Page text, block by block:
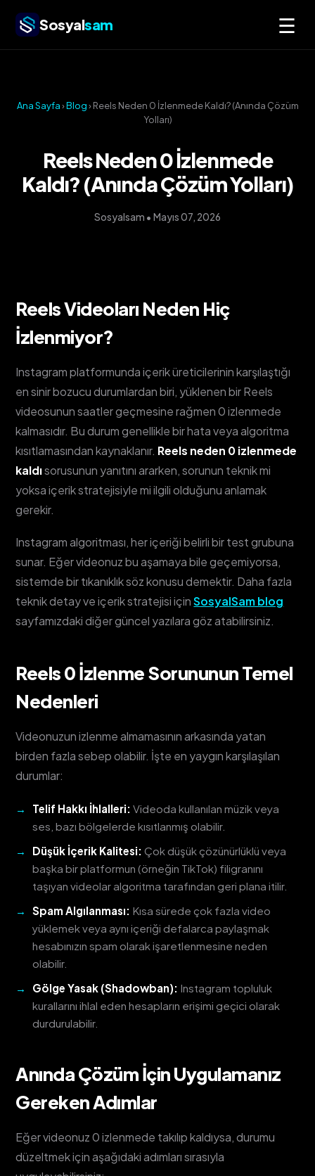
Sosyalsam ☰
Ana Sayfa›Blog› Reels Neden 0 İzlenmede Kaldı? (Anında Çözüm
Yolları)
Reels Neden 0 İzlenmede
Kaldı? (Anında Çözüm Yolları)
Sosyalsam • Mayıs 07, 2026
Reels Videoları Neden Hiç
İzlenmiyor?
Instagram platformunda içerik üreticilerinin karşılaştığı
en sinir bozucu durumlardan biri, yüklenen bir Reels
videosunun saatler geçmesine rağmen 0 izlenmede
kalmasıdır. Bu durum genellikle bir hata veya algoritma
kısıtlamasından kaynaklanır. Reels neden 0 izlenmede
kaldısorusunun yanıtını ararken, sorunun teknik mi
yoksa içerik stratejisiyle mi ilgili olduğunu anlamak
gerekir.
Instagram algoritması, her içeriği belirli bir test grubuna
sunar. Eğer videonuz bu aşamaya bile geçemiyorsa,
sistemde bir tıkanıklık söz konusu demektir. Daha fazla
teknik detay ve içerik stratejisi içinSosyalSam blog
sayfamızdaki diğer güncel yazılara göz atabilirsiniz.
Reels 0 İzlenme Sorununun Temel
Nedenleri
Videonuzun izlenme almamasının arkasında yatan
birden fazla sebep olabilir. İşte en yaygın karşılaşılan
durumlar:
Telif Hakkı İhlalleri: Videoda kullanılan müzik veya
ses, bazı bölgelerde kısıtlanmış olabilir.
Düşük İçerik Kalitesi: Çok düşük çözünürlüklü veya
başka bir platformun (örneğin TikTok) filigranını
taşıyan videolar algoritma tarafından geri plana itilir.
Spam Algılanması: Kısa sürede çok fazla video
yüklemek veya aynı içeriği defalarca paylaşmak
hesabınızın spam olarak işaretlenmesine neden
olabilir.
Gölge Yasak (Shadowban): Instagram topluluk
kurallarını ihlal eden hesapların erişimi geçici olarak
durdurulabilir.
Anında Çözüm İçin Uygulamanız
Gereken Adımlar
Eğer videonuz 0 izlenmede takılıp kaldıysa, durumu
düzeltmek için aşağıdaki adımları sırasıyla